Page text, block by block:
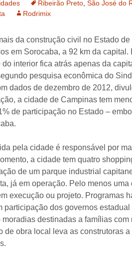
Extrusado ou
Auto-adensável
Rheodinâmico
Leve
Pesado
Submerso
Alta Resistência
Alta Resistência Inicial
Alto Desempenho
Ribeirão Preto São José do
Rodrimix
da construção civil no Estado
em Sorocaba, a 92 km da capital.
interior fica atrás apenas da
pesquisa econômica do
dados de dezembro de 2012,
a cidade de Campinas tem
de participação no Estado –
pela cidade é responsável por
a cidade tem quatro
de um parque industrial
já em operação. Pelo menos uma
execução ou projeto. Programas
participação dos governos estadual
destinadas a famílias com
de obra local leva as construtoras a